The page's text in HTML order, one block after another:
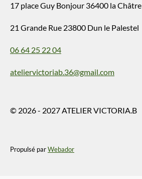
17 place Guy Bonjour 36400 la Châtre
21 Grande Rue 23800 Dun le Palestel
06 64 25 22 04
ateliervictoriab.36@gmail.com
© 2026 - 2027 ATELIER VICTORIA.B
Propulsé parWebador